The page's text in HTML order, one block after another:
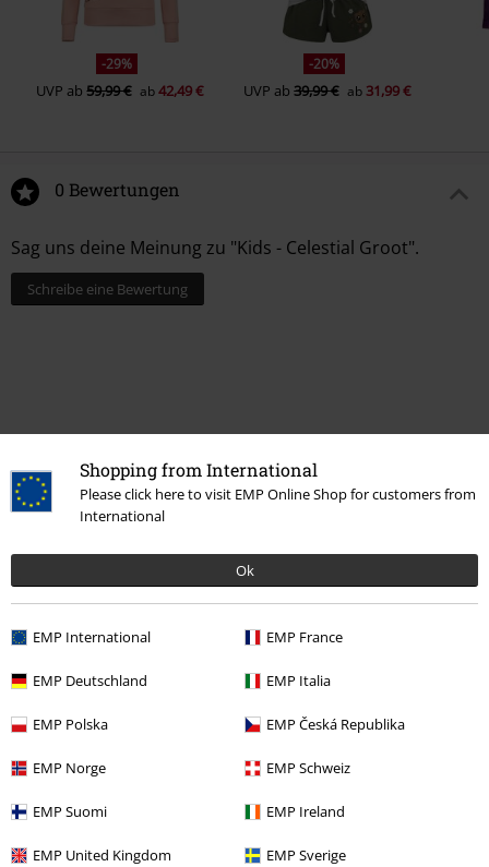
Shopping from International
Please click here to visit EMP Online Shop for customers from
International
Ok
EMP International EMP France
EMP Deutschland EMP Italia
EMP Polska EMP Česká Republika
EMP Norge EMP Schweiz
EMP Suomi EMP Ireland
EMP United Kingdom EMP Sverige
-29%
UVP ab59,99 € ab42,49 €
-20%
UVP ab39,99 € ab31,99 €
0 Bewertungen
Sag uns deine Meinung zu "Kids - Celestial Groot".
Schreibe eine Bewertung
Zuletzt angesehene Artikel
17,99 €